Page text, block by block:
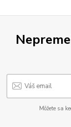
Môžete sa